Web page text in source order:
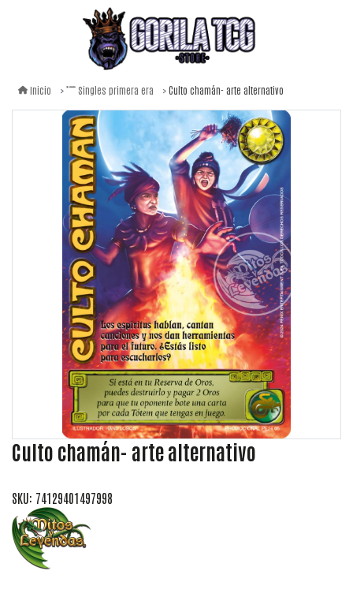
Inicio Singles primera era Culto chamán- arte alternativo
Culto chamán- arte alternativo
SKU: 74129401497998